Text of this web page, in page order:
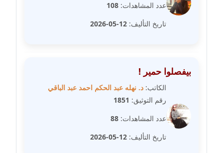
مدونة غازي جابر
عاملة
مدونة فاطمة الزهراء بناني
مدونة فاطمة حجازي
عدد المشاهدات: 108
تاريخ التأليف: 12-05-2026
بيفصلوا حمير !
الكاتب: د. نهله عبد الحكم احمد عبد الباقي
رقم التوثيق: 1851
عدد المشاهدات: 88
تاريخ التأليف: 12-05-2026